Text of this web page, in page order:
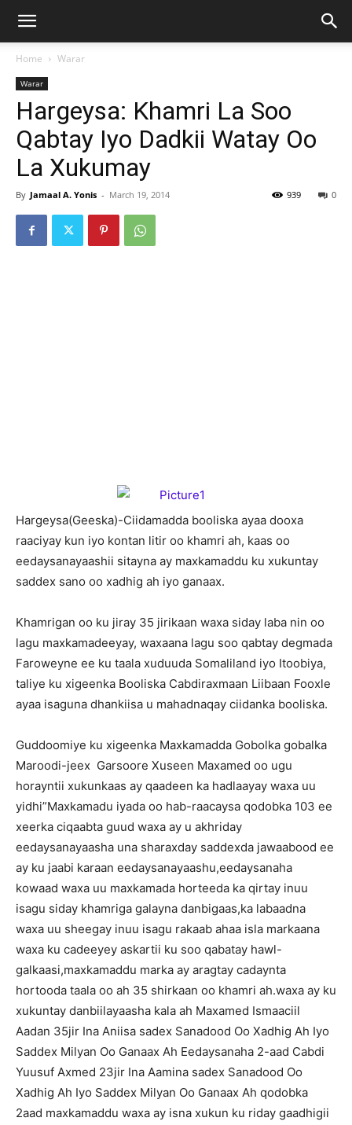
Home Warar
Warar
Hargeysa: Khamri La Soo
Qabtay Iyo Dadkii Watay Oo
La Xukumay
By Jamaal A. Yonis - March 19, 2014 0
939
Hargeysa(Geeska)-Ciidamadda booliska ayaa dooxa
raaciyay kun iyo kontan litir oo khamri ah, kaas oo
eedaysanayaashii sitayna ay maxkamaddu ku xukuntay
saddex sano oo xadhig ah iyo ganaax.
Khamrigan oo ku jiray 35 jirikaan waxa siday laba nin oo
lagu maxkamadeeyay, waxaana lagu soo qabtay degmada
Faroweyne ee ku taala xuduuda Somaliland iyo Itoobiya,
taliye ku xigeenka Booliska Cabdiraxmaan Liibaan Fooxle
ayaa isaguna dhankiisa u mahadnaqay ciidanka booliska.
Guddoomiye ku xigeenka Maxkamadda Gobolka gobalka
Maroodi-jeex Garsoore Xuseen Maxamed oo ugu
horayntii xukunkaas ay qaadeen ka hadlaayay waxa uu
yidhi”Maxkamadu iyada oo hab-raacaysa qodobka 103 ee
xeerka ciqaabta guud waxa ay u akhriday
eedaysanayaasha una sharaxday saddexda jawaabood ee
ay ku jaabi karaan eedaysanayaashu,eedaysanaha
kowaad waxa uu maxkamada horteeda ka qirtay inuu
isagu siday khamriga galayna danbigaas,ka labaadna
waxa uu sheegay inuu isagu rakaab ahaa isla markaana
waxa ku cadeeyey askartii ku soo qabatay hawl-
galkaasi,maxkamaddu marka ay aragtay cadaynta
hortooda taala oo ah 35 shirkaan oo khamri ah.waxa ay ku
xukuntay danbiilayaasha kala ah Maxamed Ismaaciil
Aadan 35jir Ina Aniisa sadex Sanadood Oo Xadhig Ah Iyo
Saddex Milyan Oo Ganaax Ah Eedaysanaha 2-aad Cabdi
Yuusuf Axmed 23jir Ina Aamina sadex Sanadood Oo
Xadhig Ah Iyo Saddex Milyan Oo Ganaax Ah qodobka
2aad maxkamaddu waxa ay isna xukun ku riday gaadhigii